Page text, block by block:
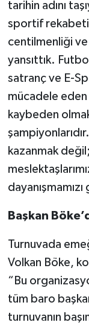
tarihin adını
sportif rekabeti
centilmenliği
yansıttık.
satranç ve E-
mücadele eden
kaybeden
kazanmak
Başkan
Turnuvada
Volkan Böke,
“Bu
tüm baro
turnuvanın